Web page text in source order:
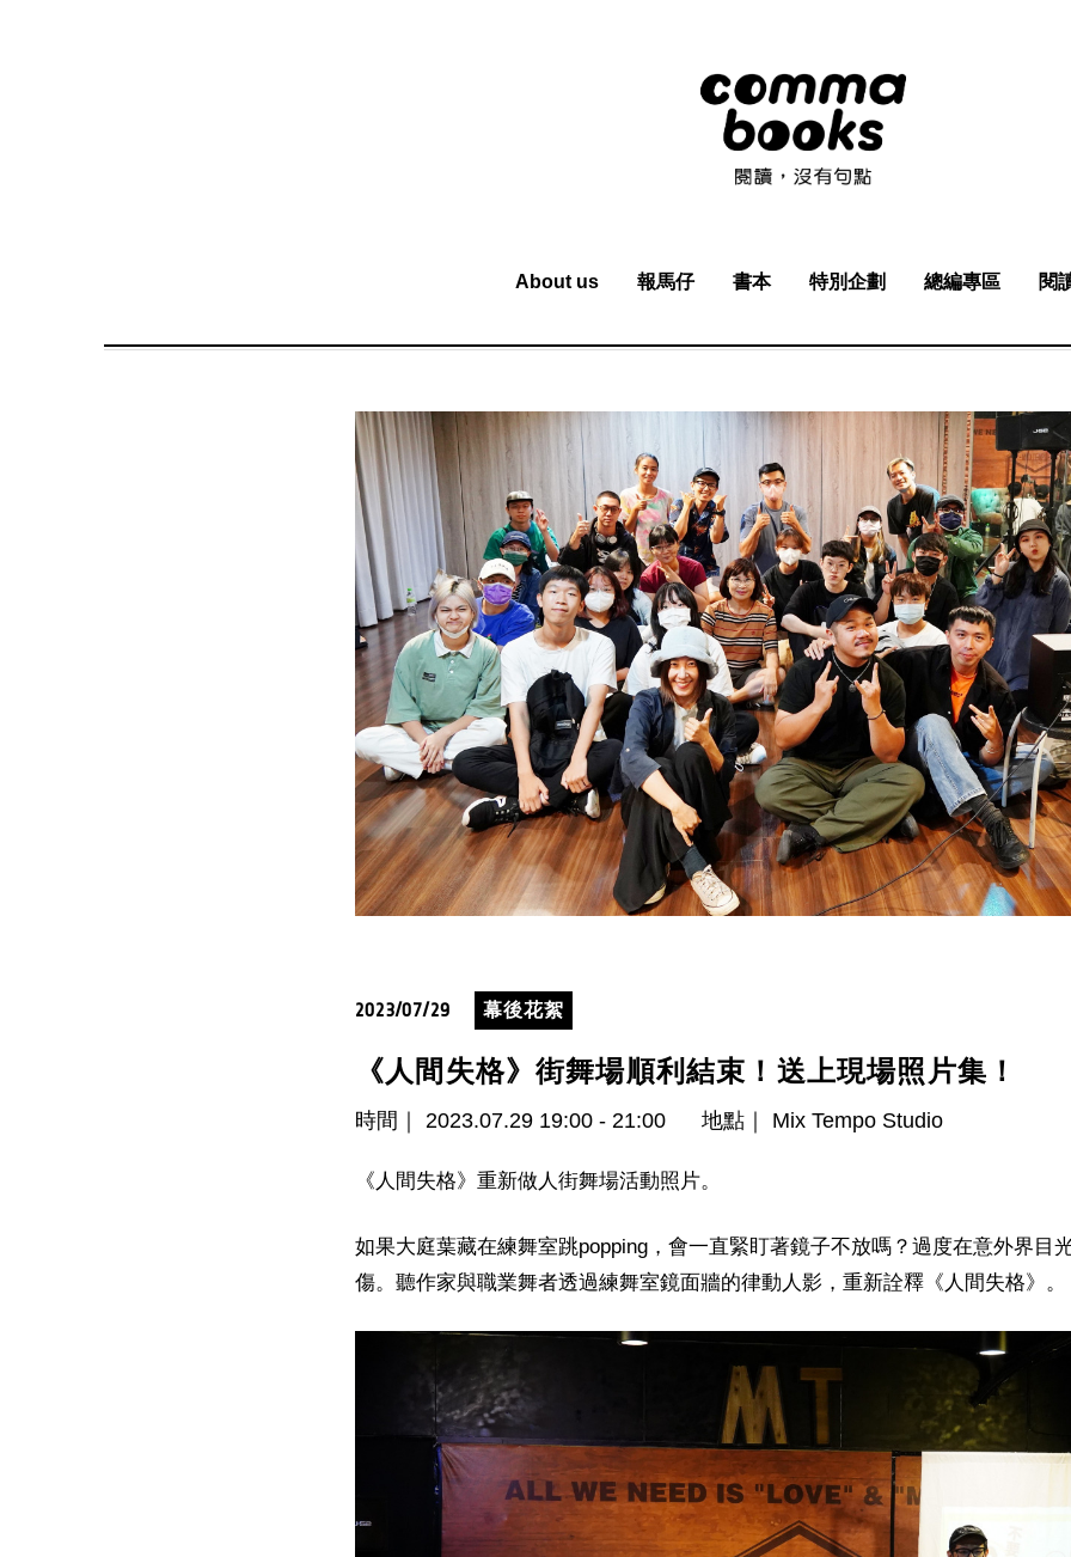
About us 報馬仔 書本 特別企劃 總編專區 閱
2023/07/29 幕後花絮
《人間失格》街舞場順利結束！送上現場照片集！
時間｜ 2023.07.29 19:00 - 21:00 地點｜ Mix Tempo Studio
《人間失格》重新做人街舞場活動照片。
如果大庭葉藏在練舞室跳popping，會一直緊盯著鏡子不放嗎？過度在意外界目
傷。聽作家與職業舞者透過練舞室鏡面牆的律動人影，重新詮釋《人間失格》。